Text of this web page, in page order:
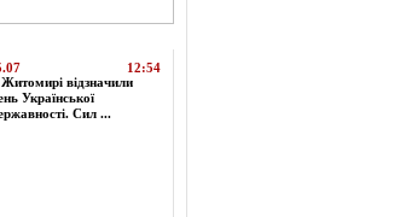
12:54
відзначили
Української
Сил ...